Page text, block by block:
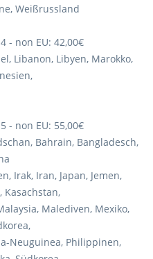
Weißrussland
- non EU: 42,00€
Libanon, Libyen, Marokko,
- non EU: 55,00€
Bahrain, Bangladesch,
Irak, Iran, Japan, Jemen,
Kasachstan,
Malediven, Mexiko,
Neuguinea, Philippinen,